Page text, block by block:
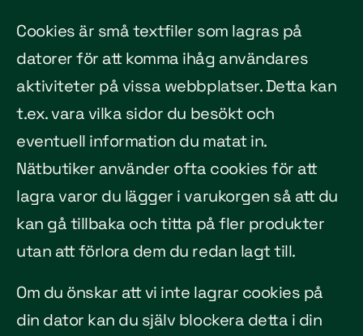
Cookies är små textfiler som lagras på
datorer för att komma ihåg användares
aktiviteter på vissa webbplatser. Detta kan
t.ex. vara vilka sidor du besökt och
eventuell information du matat in.
Nätbutiker använder ofta cookies för att
lagra varor du lägger i varukorgen så att du
kan gå tillbaka och titta på fler produkter
utan att förlora dem du redan lagt till.
Om du önskar att vi inte lagrar cookies på
din dator kan du själv blockera detta i din